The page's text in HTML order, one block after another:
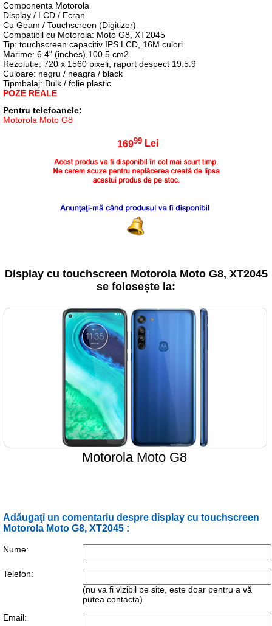
Componenta Motorola
Display / LCD / Ecran
Cu Geam / Touchscreen (Digitizer)
Compatibil cu Motorola: Moto G8, XT2045
Tip: touchscreen capacitiv IPS LCD, 16M culori
Marime: 6.4" (inches),100.5 cm2
Rezolutie: 720 x 1560 pixeli, raport despect 19.5:9
Culoare: negru / neagra / black
Tipmbalaj: Bulk / folie plastic
POZE REALE
Pentru telefoanele:
Motorola Moto G8
16999Lei
Display cu touchscreen Motorola Moto G8, XT2045
se folosește la:
Motorola Moto G8
Adăugaţi un comentariu despre display cu touchscreen
Motorola Moto G8, XT2045 :
Nume:
Telefon:
(nu va fi vizibil pe site, este doar pentru a vă
putea contacta)
Email: